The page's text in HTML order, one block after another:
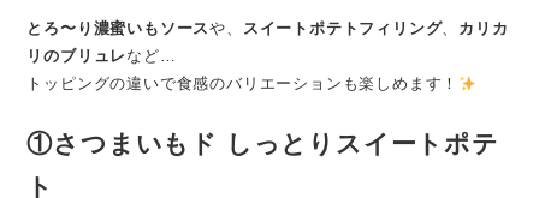
とろ〜り濃蜜いもソースや、 スイートポテトフィリング、 カリカ
リのブリュレ など…
トッピングの違いで食感のバリエーションも楽しめます！
①さつまいもド しっとりスイートポテ
ト